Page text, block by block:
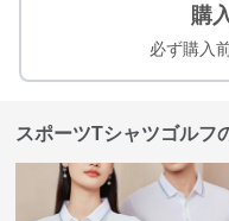
購
必ず購入
スポーツTシャツゴルフ